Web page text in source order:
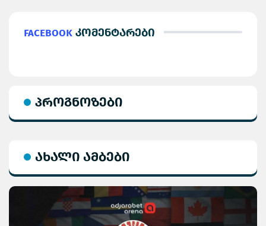
Facebook კომენტარები
პროგნოზები
ახალი ამბები